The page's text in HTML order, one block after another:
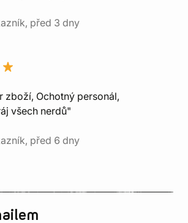
před 3 dny
zboží, Ochotný personál,
všech nerdů"
před 6 dny